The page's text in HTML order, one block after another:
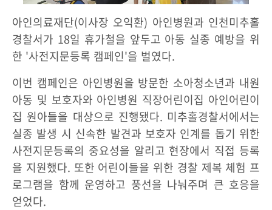
아인의료재단(이사장 오익환) 아인병원과 인천미추홀
경찰서가 18일 휴가철을 앞두고 아동 실종 예방을 위
한 '사전지문등록 캠페인'을 벌였다.
이번 캠페인은 아인병원을 방문한 소아청소년과 내원
아동 및 보호자와 아인병원 직장어린이집 아인어린이
집 원아들을 대상으로 진행됐다. 미추홀경찰서에서는
실종 발생 시 신속한 발견과 보호자 인계를 돕기 위한
사전지문등록의 중요성을 알리고 현장에서 직접 등록
을 지원했다. 또한 어린이들을 위한 경찰 제복 체험 프
로그램을 함께 운영하고 풍선을 나눠주며 큰 호응을
얻었다.